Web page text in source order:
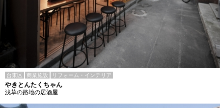
台東区 商業施設 リフォーム・インテリア
やきとんたくちゃん
浅草の路地の居酒屋